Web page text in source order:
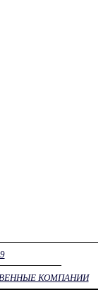
КОМПАНИИ